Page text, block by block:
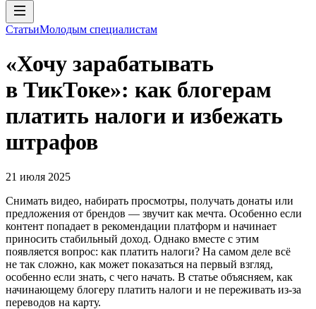
СтатьиМолодым специалистам
«Хочу зарабатывать
в ТикТоке»: как блогерам
платить налоги и избежать
штрафов
21 июля 2025
Снимать видео, набирать просмотры, получать донаты или
предложения от брендов — звучит как мечта. Особенно если
контент попадает в рекомендации платформ и начинает
приносить стабильный доход. Однако вместе с этим
появляется вопрос: как платить налоги? На самом деле всё
не так сложно, как может показаться на первый взгляд,
особенно если знать, с чего начать. В статье объясняем, как
начинающему блогеру платить налоги и не переживать из-за
переводов на карту.